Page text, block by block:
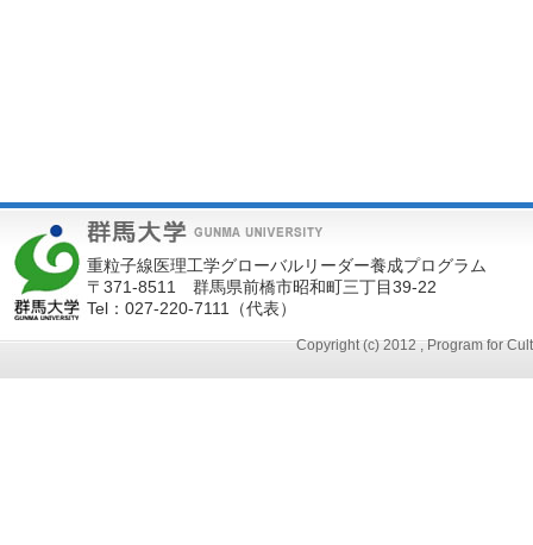
重粒子線医理工学グローバルリーダー養成プログラム
〒371-8511 群馬県前橋市昭和町三丁目39-22
Tel：027-220-7111（代表）
Copyright (c) 2012 , Program for